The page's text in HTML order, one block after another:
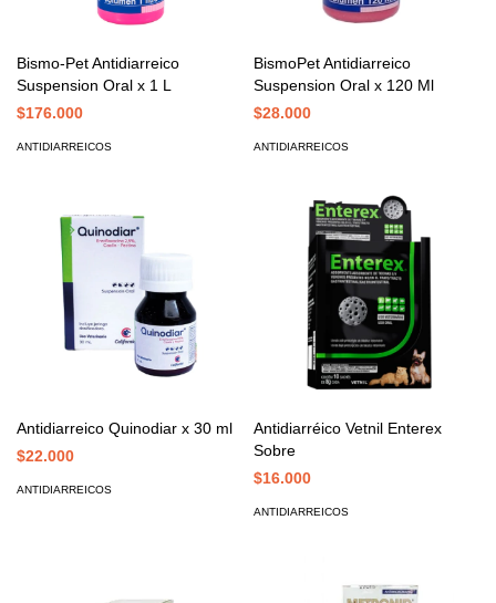
Bismo-Pet Antidiarreico
Suspension Oral x 1 L
$176.000
ANTIDIARREICOS
BismoPet Antidiarreico
Suspension Oral x 120 Ml
$28.000
ANTIDIARREICOS
Antidiarreico Quinodiar x 30 ml
$22.000
ANTIDIARREICOS
Antidiarréico Vetnil Enterex
Sobre
$16.000
ANTIDIARREICOS